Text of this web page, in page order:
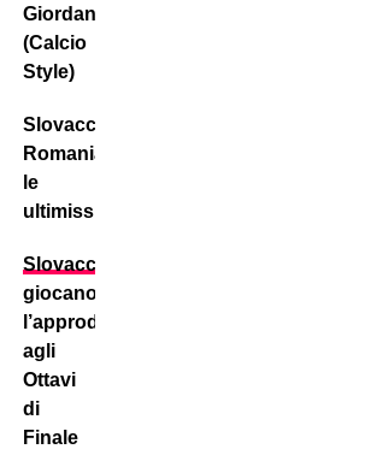
Giordana
(Calcio
Style)
Slovacchia-
Romania:
le
ultimissime
Slovacchia
giocano
l’approdo
agli
Ottavi
di
Finale